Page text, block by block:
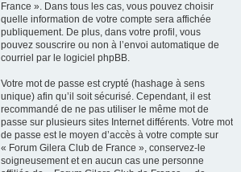
France ». Dans tous les cas, vous pouvez choisir
quelle information de votre compte sera affichée
publiquement. De plus, dans votre profil, vous
pouvez souscrire ou non à l’envoi automatique de
courriel par le logiciel phpBB.
Votre mot de passe est crypté (hashage à sens
unique) afin qu’il soit sécurisé. Cependant, il est
recommandé de ne pas utiliser le même mot de
passe sur plusieurs sites Internet différents. Votre mot
de passe est le moyen d’accès à votre compte sur
« Forum Gilera Club de France », conservez-le
soigneusement et en aucun cas une personne